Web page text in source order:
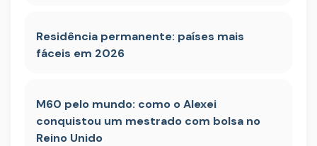
Residência permanente: países mais
fáceis em 2026
M60 pelo mundo: como o Alexei
conquistou um mestrado com bolsa no
Reino Unido